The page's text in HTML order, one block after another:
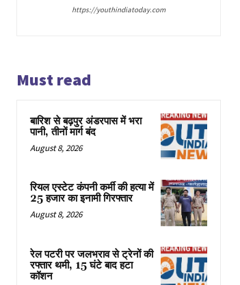
https://youthindiatoday.com
Must read
बारिश से बढ़पुर अंडरपास में भरा
पानी, तीनों मार्ग बंद
August 8, 2026
रियल एस्टेट कंपनी कर्मी की हत्या में
25 हजार का इनामी गिरफ्तार
August 8, 2026
रेल पटरी पर जलभराव से ट्रेनों की
रफ्तार थमी, 15 घंटे बाद हटा
कॉशन